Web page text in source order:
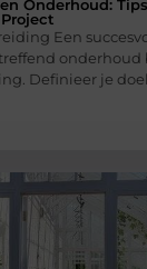
Onderhoud: Tips
Een
Definieer je